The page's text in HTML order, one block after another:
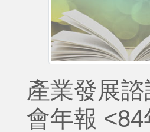
產業發展諮
會年報 <84